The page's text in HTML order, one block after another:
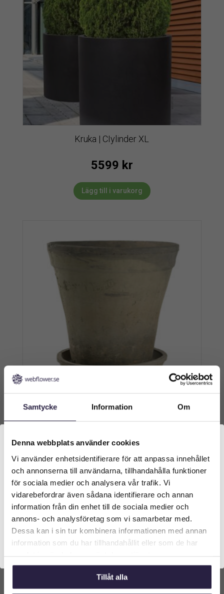
Samtycke Information Om
Denna webbplats använder cookies
Vi använder enhetsidentifierare för att anpassa innehållet
och annonserna till användarna, tillhandahålla funktioner
för sociala medier och analysera vår trafik. Vi
vidarebefordrar även sådana identifierare och annan
information från din enhet till de sociala medier och
annons- och analysföretag som vi samarbetar med.
Dessa kan i sin tur kombinera informationen med annan
information som du har tillhandahållit eller som de har
Tillåt alla
Kruka | CIylinder XL
5599 kr
Lägg till i varukorg
Kruka | Lerkruka 28 cm
449kr
Välkommen till Webflower
Vilken typ av kund är du? Du kan alltid justera ditt val
längst upp på sidan.
Företagskund (exkl. moms)
Privatkund (inkl. moms)